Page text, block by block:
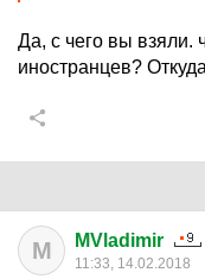
Да, с чего вы
иностранцев?
M MVladimir
11:33, 14.02.2018